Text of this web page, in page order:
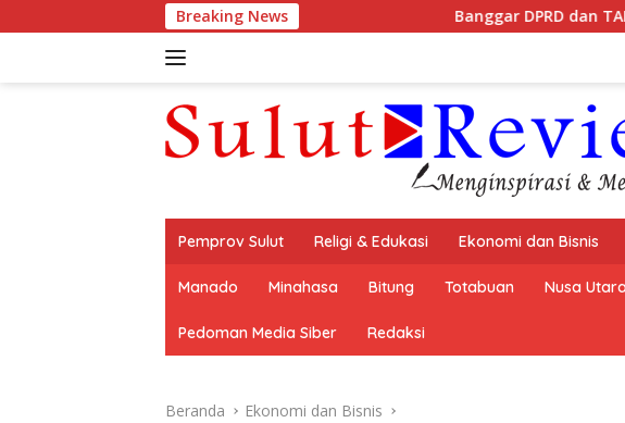
ke
Breaking News Banggar DPRD dan TAPD Sulut
Pemprov Sulut Religi & Edukasi Ekonomi dan Bisnis
Manado Minahasa Bitung Totabuan Nusa Utara
Pedoman Media Siber Redaksi
Beranda Ekonomi dan Bisnis